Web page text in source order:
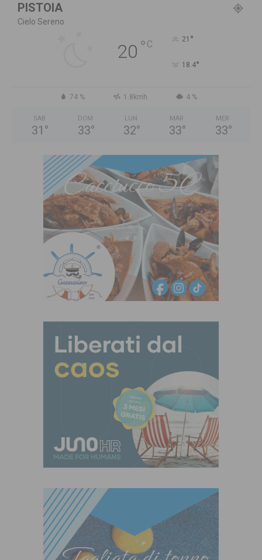
PISTOIA
Cielo Sereno
20 ° C 21 °
18.4°
74 % 1.8kmh 4 %
SAB
31 °
DOM
33°
LUN
32°
MAR
33°
MER
33°